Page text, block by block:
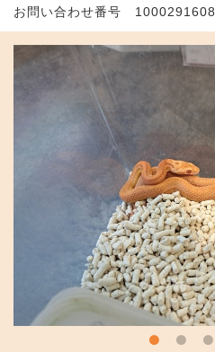
お問い合わせ番号 1000291608